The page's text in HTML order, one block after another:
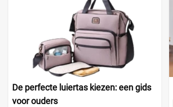
De perfecte luiertas kiezen: een gids
voor ouders